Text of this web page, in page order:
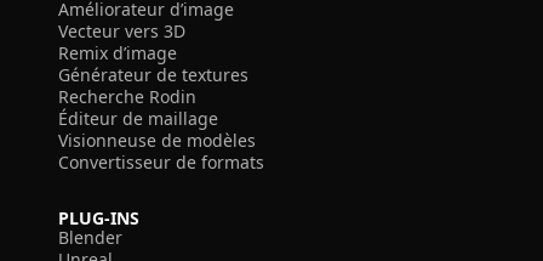
Améliorateur d’image
Vecteur vers 3D
Remix d’image
Générateur de textures
Recherche Rodin
Éditeur de maillage
Visionneuse de modèles
Convertisseur de formats
PLUG-INS
Blender